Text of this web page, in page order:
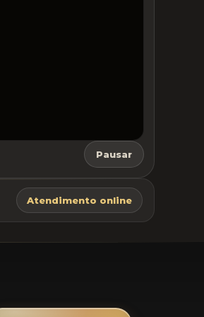
Pausar
Atendimento online